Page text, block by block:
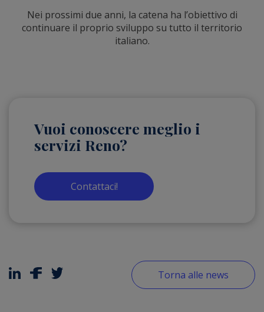
Nei prossimi due anni, la catena ha l’obiettivo di
continuare il proprio sviluppo su tutto il territorio
italiano.
Vuoi conoscere meglio i
servizi Reno?
Contattaci!
Torna alle news